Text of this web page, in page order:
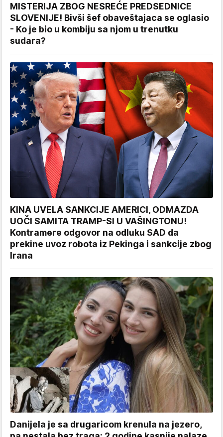
MISTERIJA ZBOG NESREĆE PREDSEDNICE
SLOVENIJE! Bivši šef obaveštajaca se oglasio
- Ko je bio u kombiju sa njom u trenutku
sudara?
KINA UVELA SANKCIJE AMERICI, ODMAZDA
UOČI SAMITA TRAMP-SI U VAŠINGTONU!
Kontramere odgovor na odluku SAD da
prekine uvoz robota iz Pekinga i sankcije zbog
Irana
Danijela je sa drugaricom krenula na jezero,